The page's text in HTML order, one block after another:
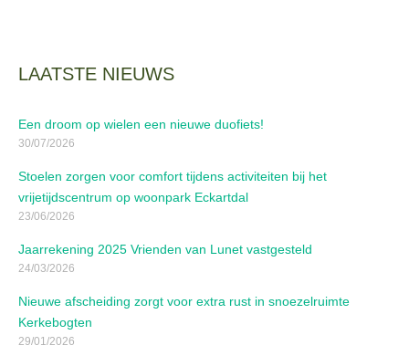
LAATSTE NIEUWS
Een droom op wielen een nieuwe duofiets!
30/07/2026
Stoelen zorgen voor comfort tijdens activiteiten bij het
vrijetijdscentrum op woonpark Eckartdal
23/06/2026
Jaarrekening 2025 Vrienden van Lunet vastgesteld
24/03/2026
Nieuwe afscheiding zorgt voor extra rust in snoezelruimte
Kerkebogten
29/01/2026